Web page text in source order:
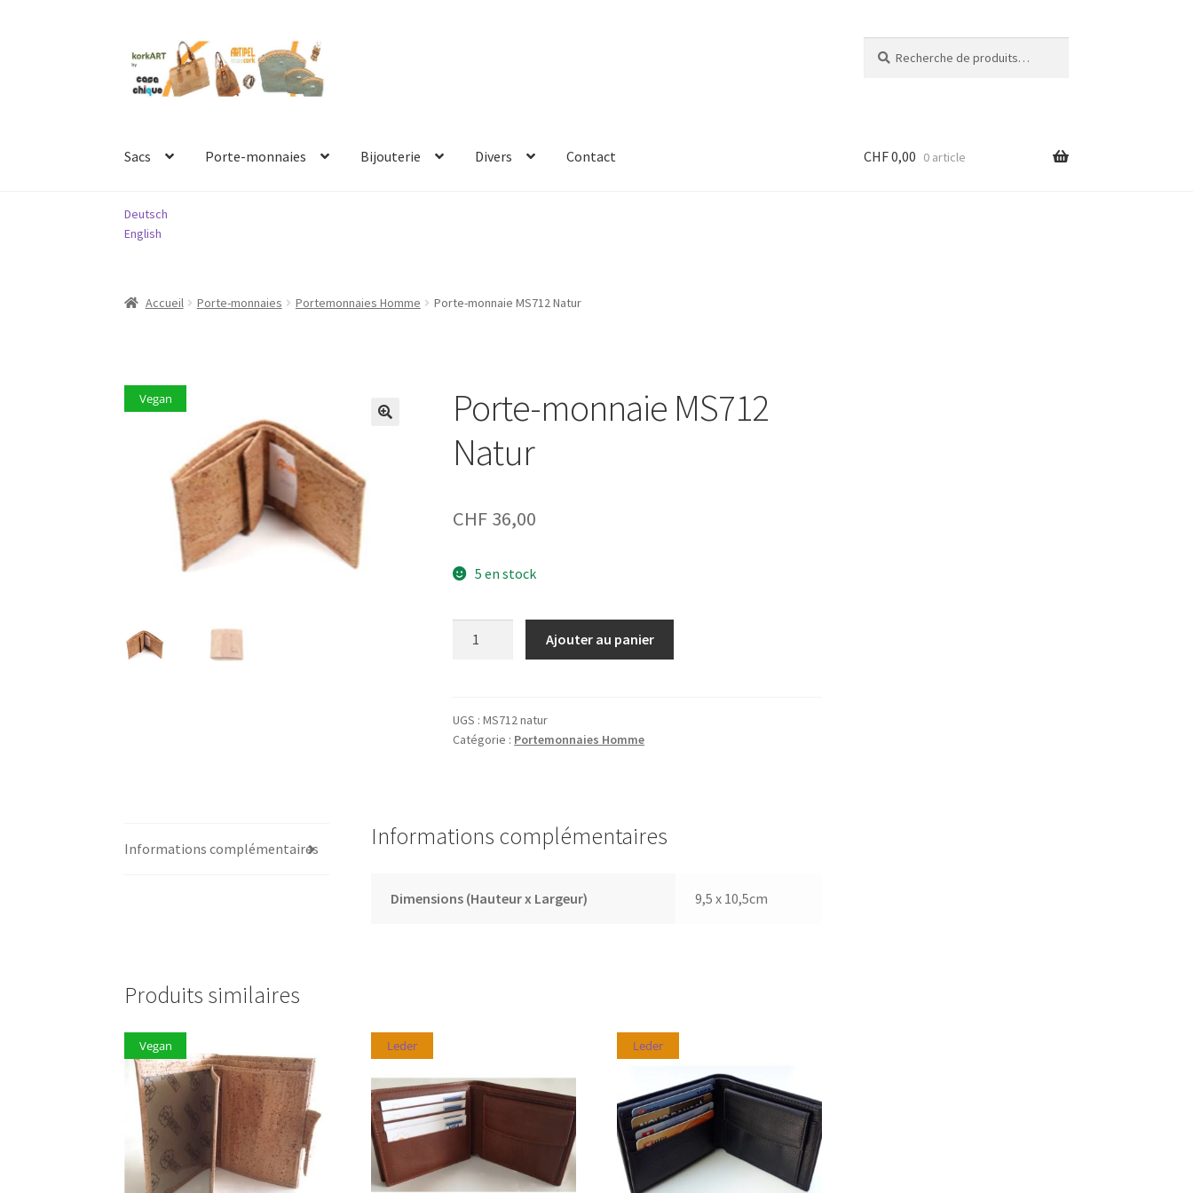
la
au
contenu
pour :
Sacs Porte-monnaies Bijouterie Divers Contact CHF0,00 0 article
Deutsch
English
Accueil Porte-monnaies Portemonnaies Homme Porte-monnaie MS712 Natur
Vegan
Porte-monnaie MS712
Natur
CHF 36,00
5 en stock
MS712
Natur
Ajouter au panier
UGS :MS712 natur
Catégorie : Portemonnaies Homme
Informations complémentaires Informations complémentaires
Dimensions (Hauteur x Largeur) 9,5 x 10,5cm
Produits similaires
Vegan Leder Leder